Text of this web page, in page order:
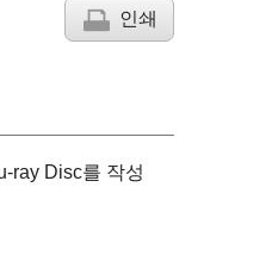
인쇄
ray Disc를 작성